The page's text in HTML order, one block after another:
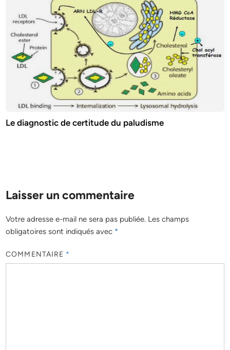
Le diagnostic de certitude du paludisme
Laisser un commentaire
Votre adresse e-mail ne sera pas publiée. Les champs
obligatoires sont indiqués avec *
COMMENTAIRE *